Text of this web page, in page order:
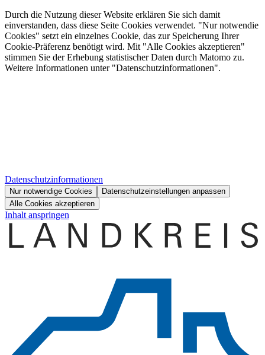
Durch die Nutzung dieser Website erklären Sie sich damit
einverstanden, dass diese Seite Cookies verwendet. "Nur notwendie
Cookies" setzt ein einzelnes Cookie, das zur Speicherung Ihrer
Cookie-Präferenz benötigt wird. Mit "Alle Cookies akzeptieren"
stimmen Sie der Erhebung statistischer Daten durch Matomo zu.
Weitere Informationen unter "Datenschutzinformationen".
Datenschutzinformationen
Nur notwendige Cookies
Datenschutzeinstellungen anpassen
Alle Cookies akzeptieren
Inhalt anspringen